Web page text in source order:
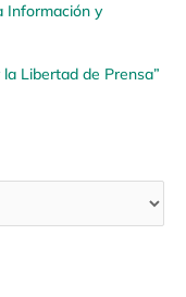
Información y
Libertad de Prensa”